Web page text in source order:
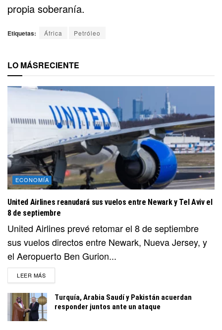
propia soberanía.
Etiquetas: África Petróleo
LO MÁSRECIENTE
ECONOMÍA
United Airlines reanudará sus vuelos entre Newark y Tel Aviv el
8 de septiembre
United Airlines prevé retomar el 8 de septiembre
sus vuelos directos entre Newark, Nueva Jersey, y
el Aeropuerto Ben Gurion...
LEER MÁSDETAILS
Turquía, Arabia Saudí y Pakistán acuerdan
responder juntos ante un ataque